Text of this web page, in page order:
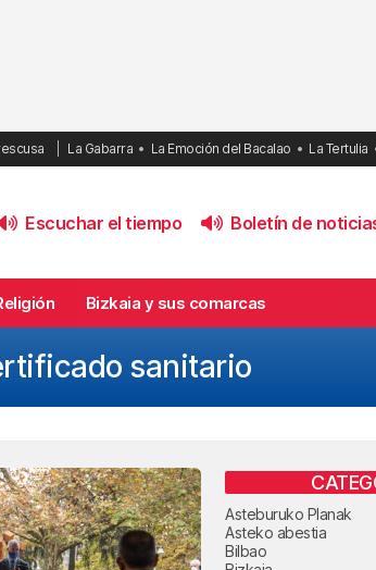
La Gabarra La Emoción del Bacalao La Tertulia
Escuchar el tiempo Boletín de
Bizkaia y sus comarcas
sanitario
Asteburuko Planak
Asteko abestia
Bilbao